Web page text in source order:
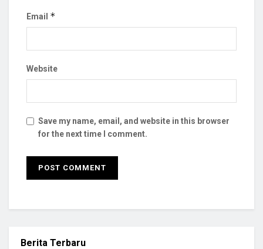
Email *
Website
Save my name, email, and website in this browser
for the next time I comment.
Berita Terbaru